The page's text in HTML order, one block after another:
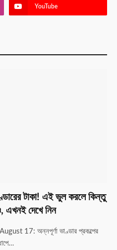
YouTube
টাকা! এই ভুল করলে কিন্তু
এখনই দেখে নিন
17: অন্নপূর্ণা ভাণ্ডার প্রকল্পের